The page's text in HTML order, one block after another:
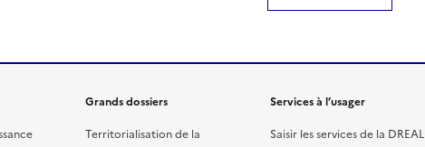
Grands dossiers
Territorialisation de la
Services à l’usager
Saisir les services de la DREAL